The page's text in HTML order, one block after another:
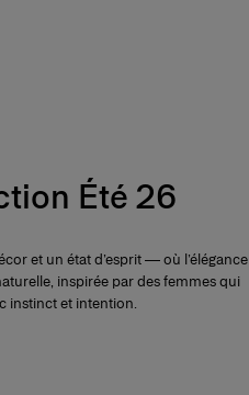
Été 26
et un état d’esprit — où l’élégance
inspirée par des femmes qui
instinct et intention.